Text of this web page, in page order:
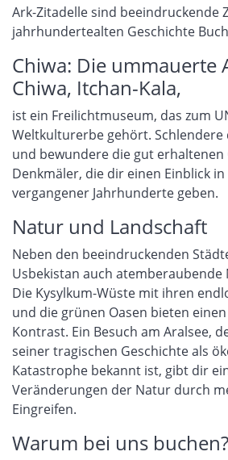
Ark-Zitadelle sind beeindruckende
jahrhundertealten Geschichte
Chiwa: Die ummauerte
Chiwa, Itchan-Kala,
ist ein Freilichtmuseum, das zum
Weltkulturerbe gehört. Schlendere
und bewundere die gut erhaltenen
Denkmäler, die dir einen Einblick in
vergangener Jahrhunderte geben.
Natur und Landschaft
Neben den beeindruckenden
Usbekistan auch
Die Kysylkum-Wüste mit ihren
und die grünen Oasen bieten
Kontrast. Ein Besuch am Aralsee,
seiner tragischen Geschichte als
Katastrophe bekannt ist, gibt dir
Veränderungen der Natur durch
Eingreifen.
Warum bei uns buchen?